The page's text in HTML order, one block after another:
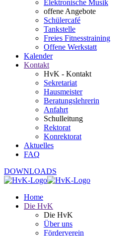
Elektronische Musik
offene Angebote
Schülercafé
Tankstelle
Freies Fitnesstraining
Offene Werkstatt
Kalender
Kontakt
HvK - Kontakt
Sekretariat
Hausmeister
Beratungslehrerin
Anfahrt
Schulleitung
Rektorat
Konrektorat
Aktuelles
FAQ
DOWNLOADS
Home
Die HvK
Die HvK
Über uns
Förderverein